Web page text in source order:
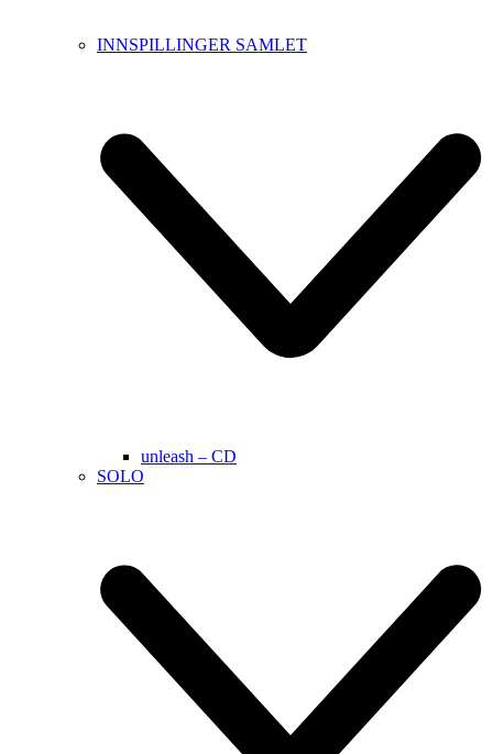
INNSPILLINGER SAMLET
unleash – CD
SOLO